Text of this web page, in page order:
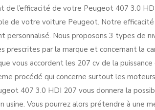
l’efficacité de votre Peugeot 407 3.0
de votre voiture Peugeot. Notre
personnalisé. Nous proposons 3 types de
prescrites par la marque et concernant
vous accordent les 207 cv de la
procédé qui concerne surtout les
407 3.0 HDI 207 vous donnera la
Vous pourrez alors prétendre à une